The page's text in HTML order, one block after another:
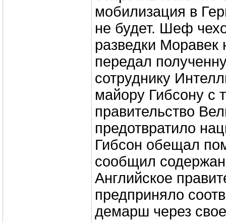
мобилизация в
не будет. Шеф
разведки Моравек
передал
сотруднику
майору Гибсону с
правительство
предотвратило
Гибсон обещал
сообщил
Английское
предприняло
демарш через